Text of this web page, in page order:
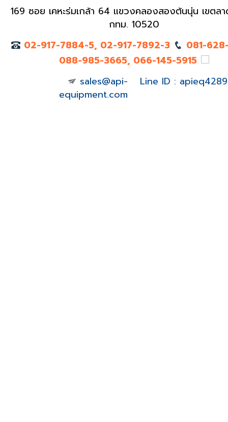
169 ซอย เคหะร่มเกล้า 64 แขวงคลองสองต้นนุ่น เขตล
กทม. 10520
02-917-7884-5, 02-917-7892-3
081-
088-985-3665, 066-145-5915
sales@api-
equipment.com
Line ID : apieq4289